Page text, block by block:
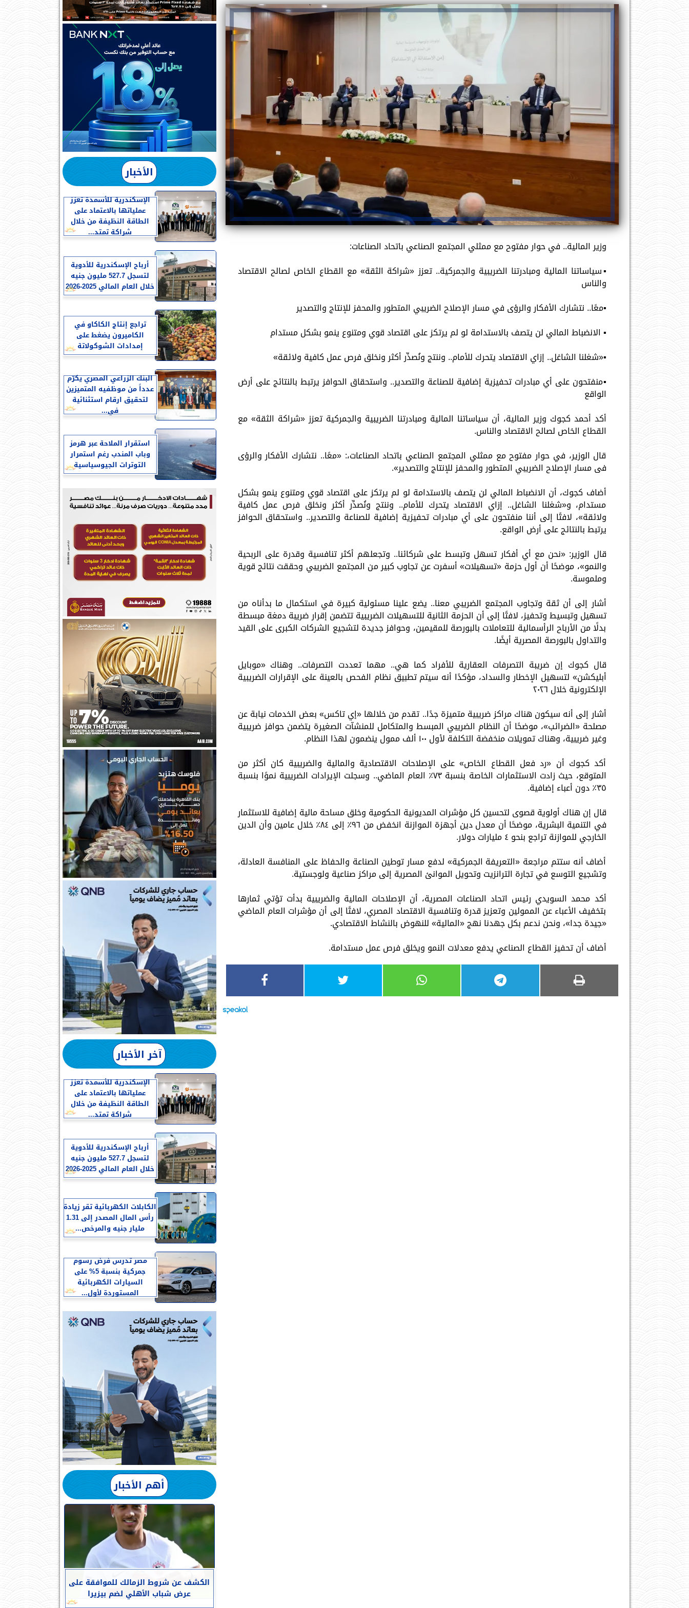
وزير المالية.. في حوار مفتوح مع ممثلي المجتمع الصناعي باتحاد الصناعات:
▪︎سياساتنا المالية ومبادرتنا الضريبية والجمركية.. تعزز «شراكة الثقة» مع القطاع الخاص لصالح الاقتصاد
والناس
▪︎معًا.. نتشارك الأفكار والرؤى في مسار الإصلاح الضريبي المتطور والمحفز للإنتاج والتصدير
▪︎ الانضباط المالي لن يتصف بالاستدامة لو لم يرتكز على اقتصاد قوي ومتنوع ينمو بشكل مستدام
▪︎«شغلنا الشاغل.. إزاي الاقتصاد يتحرك للأمام.. وننتج ونُصدِّر أكثر ونخلق فرص عمل كافية ولائقة»
▪︎منفتحون على أي مبادرات تحفيزية إضافية للصناعة والتصدير.. واستحقاق الحوافز يرتبط بالنتائج على أرض
الواقع
أكد أحمد كجوك وزير المالية، أن سياساتنا المالية ومبادرتنا الضريبية والجمركية تعزز «شراكة الثقة» مع
القطاع الخاص لصالح الاقتصاد والناس.
قال الوزير، في حوار مفتوح مع ممثلي المجتمع الصناعي باتحاد الصناعات،: «معًا.. نتشارك الأفكار والرؤى
فى مسار الإصلاح الضريبي المتطور والمحفز للإنتاج والتصدير».
أضاف كجوك، أن الانضباط المالي لن يتصف بالاستدامة لو لم يرتكز على اقتصاد قوي ومتنوع ينمو بشكل
مستدام، و«شغلنا الشاغل.. إزاي الاقتصاد يتحرك للأمام.. وننتج ونُصدِّر أكثر ونخلق فرص عمل كافية
ولائقة»، لافتًا إلى أننا منفتحون على أي مبادرات تحفيزية إضافية للصناعة والتصدير.. واستحقاق الحوافز
يرتبط بالنتائج على أرض الواقع.
قال الوزير: «نحن مع أي أفكار تسهل وتبسط على شركائنا.. وتجعلهم أكثر تنافسية وقدرة على الربحية
والنمو»، موضحًا أن أول حزمة «تسهيلات» أسفرت عن تجاوب كبير من المجتمع الضريبي وحققت نتائج قوية
وملموسة.
أشار إلى أن ثقة وتجاوب المجتمع الضريبي معنا.. يضع علينا مسئولية كبيرة في استكمال ما بدأناه من
تسهيل وتبسيط وتحفيز، لافتًا إلى أن الحزمة الثانية للتسهيلات الضريبية تتضمن إقرار ضريبة دمغة مبسطة
بدلًا من الأرباح الرأسمالية للتعاملات بالبورصة للمقيمين، وحوافز جديدة لتشجيع الشركات الكبرى على القيد
والتداول بالبورصة المصرية أيضًا.
قال كجوك إن ضريبة التصرفات العقارية للأفراد كما هي.. مهما تعددت التصرفات.. وهناك «موبايل
أبليكشن» لتسهيل الإخطار والسداد، مؤكدًا أنه سيتم تطبيق نظام الفحص بالعينة على الإقرارات الضريبية
الإلكترونية خلال ٢٠٢٦
أشار إلى أنه سيكون هناك مراكز ضريبية متميزة جدًا.. تقدم من خلالها «إي تاكس» بعض الخدمات نيابة عن
مصلحة «الضرائب»، موضحًا أن النظام الضريبي المبسط والمتكامل للمنشآت الصغيرة يتضمن حوافز ضريبية
وغير ضريبية، وهناك تمويلات منخفضة التكلفة لأول ١٠٠ ألف ممول ينضمون لهذا النظام.
أكد كجوك أن «رد فعل القطاع الخاص» على الإصلاحات الاقتصادية والمالية والضريبية كان أكثر من
المتوقع، حيث زادت الاستثمارات الخاصة بنسبة ٧٣٪؜ العام الماضي.. وسجلت الإيرادات الضريبية نموًا بنسبة
٣٥٪؜ دون أعباء إضافية.
قال إن هناك أولوية قصوى لتحسين كل مؤشرات المديونية الحكومية وخلق مساحة مالية إضافية للاستثمار
في التنمية البشرية، موضحًا أن معدل دين أجهزة الموازنة انخفض من ٩٦٪؜ إلى ٨٤٪؜ خلال عامين وأن الدين
الخارجي للموازنة تراجع بنحو ٤ مليارات دولار.
أضاف أنه ستتم مراجعة «التعريفة الجمركية» لدفع مسار توطين الصناعة والحفاظ على المنافسة العادلة،
وتشجيع التوسع في تجارة الترانزيت وتحويل الموانئ المصرية إلى مراكز صناعية ولوجستية.
أكد محمد السويدي رئيس اتحاد الصناعات المصرية، أن الإصلاحات المالية والضريبية بدأت تؤتي ثمارها
بتخفيف الأعباء عن الممولين وتعزيز قدرة وتنافسية الاقتصاد المصري، لافتًا إلى أن مؤشرات العام الماضي
«جيدة جدا»، ونحن ندعم بكل جهدنا نهج «المالية» للنهوض بالنشاط الاقتصادي.
أضاف أن تحفيز القطاع الصناعي يدفع معدلات النمو ويخلق فرص عمل مستدامة.
الأخبار
الإسكندرية للأسمدة تعزز
عملياتها بالاعتماد على
الطاقة النظيفة من خلال
شراكة تمتد...
أرباح الإسكندرية للأدوية
لتسجل 527.7 مليون جنيه
خلال العام المالي 2025-2026
تراجع إنتاج الكاكاو في
الكاميرون يضغط على
إمدادات الشوكولاتة
البنك الزراعي المصري يكرّم
عدداً من موظفيه المتميزين
لتحقيق ارقام استثنائية
في...
استقرار الملاحة عبر هرمز
وباب المندب رغم استمرار
التوترات الجيوسياسية
آخر الأخبار
الإسكندرية للأسمدة تعزز
عملياتها بالاعتماد على
الطاقة النظيفة من خلال
شراكة تمتد...
أرباح الإسكندرية للأدوية
لتسجل 527.7 مليون جنيه
خلال العام المالي 2025-2026
الكابلات الكهربائية تقر زيادة
رأس المال المصدر إلى 1.31
مليار جنيه والمرخص...
مصر تدرس فرض رسوم
جمركية بنسبة 5% على
السيارات الكهربائية
المستوردة لأول...
أهم الأخبار
الكشف عن شروط الزمالك للموافقة على
عرض شباب الأهلي لضم بيزيرا